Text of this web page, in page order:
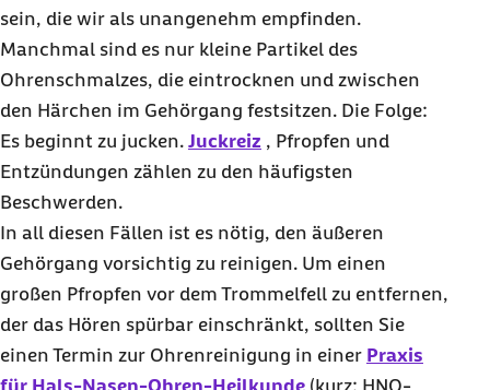
sein, die wir als unangenehm empfinden.
Manchmal sind es nur kleine Partikel des
Ohrenschmalzes, die eintrocknen und zwischen
den Härchen im Gehörgang festsitzen. Die Folge:
Es beginnt zu jucken. Juckreiz , Pfropfen und
Entzündungen zählen zu den häufigsten
Beschwerden.
In all diesen Fällen ist es nötig, den äußeren
Gehörgang vorsichtig zu reinigen. Um einen
großen Pfropfen vor dem Trommelfell zu entfernen,
der das Hören spürbar einschränkt, sollten Sie
einen Termin zur Ohrenreinigung in einer Praxis
für Hals-Nasen-Ohren-Heilkunde (kurz: HNO-